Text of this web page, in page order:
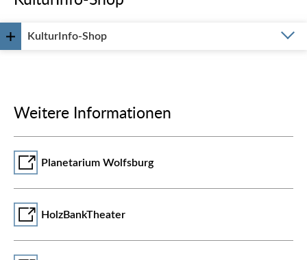
KulturInfo-Shop
Weitere Informationen
Planetarium Wolfsburg
HolzBankTheater